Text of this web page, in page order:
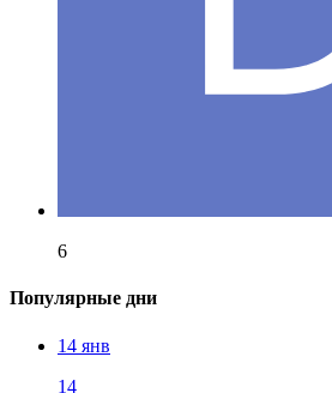
6
Популярные дни
14 янв
14